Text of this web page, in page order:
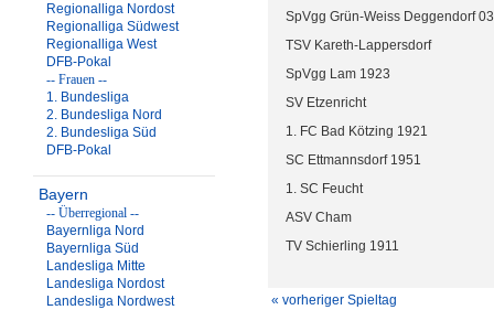
Regionalliga Nordost
Regionalliga Südwest
Regionalliga West
DFB-Pokal
-- Frauen --
1. Bundesliga
2. Bundesliga Nord
2. Bundesliga Süd
DFB-Pokal
Bayern
-- Überregional --
Bayernliga Nord
Bayernliga Süd
Landesliga Mitte
Landesliga Nordost
Landesliga Nordwest
SpVgg Grün-Weiss Deggendorf 03
TSV Kareth-Lappersdorf
SpVgg Lam 1923
SV Etzenricht
1. FC Bad Kötzing 1921
SC Ettmannsdorf 1951
1. SC Feucht
ASV Cham
TV Schierling 1911
« vorheriger Spieltag